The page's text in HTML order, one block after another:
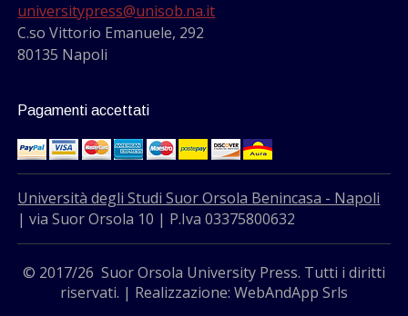
universitypress@unisob.na.it
C.so Vittorio Emanuele, 292
80135 Napoli
Pagamenti accettati
Università degli Studi Suor Orsola Benincasa - Napoli
| via Suor Orsola 10 | P.Iva 03375800632
© 2017/26 Suor Orsola University Press. Tutti i diritti
riservati. | Realizzazione: WebAndApp Srls